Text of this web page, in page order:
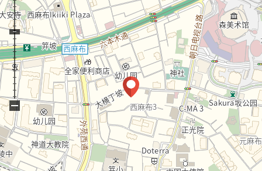
0门交换
0家具设置
0CUCINA制造厨房交换
0盥洗台，厕所更换
0地板暖气、热水供应器、吸顶空调交换
−